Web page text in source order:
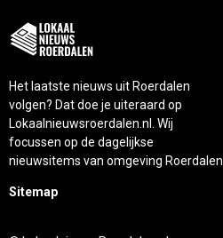
Het laatste nieuws uit Roerdalen
volgen? Dat doe je uiteraard op
Lokaalnieuwsroerdalen.nl. Wij
focussen op de dagelijkse
nieuwsitems van omgeving Roerdalen.
Sitemap